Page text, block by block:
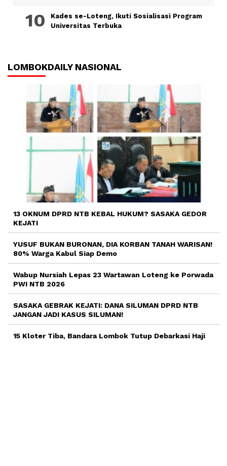
Kades se-Loteng, Ikuti Sosialisasi Program
Universitas Terbuka
LOMBOKDAILY NASIONAL
13 OKNUM DPRD NTB KEBAL HUKUM? SASAKA GEDOR
KEJATI
YUSUF BUKAN BURONAN, DIA KORBAN TANAH WARISAN!
80% Warga Kabul Siap Demo
Wabup Nursiah Lepas 23 Wartawan Loteng ke Porwada
PWI NTB 2026
SASAKA GEBRAK KEJATI: DANA SILUMAN DPRD NTB
JANGAN JADI KASUS SILUMAN!
15 Kloter Tiba, Bandara Lombok Tutup Debarkasi Haji